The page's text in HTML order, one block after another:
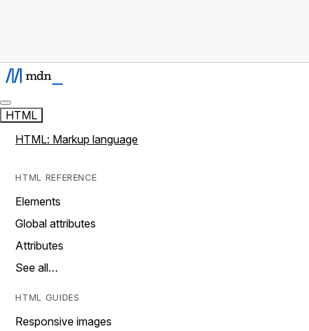
HTML
HTML: Markup language
HTML REFERENCE
Elements
Global attributes
Attributes
See all…
HTML GUIDES
Responsive images